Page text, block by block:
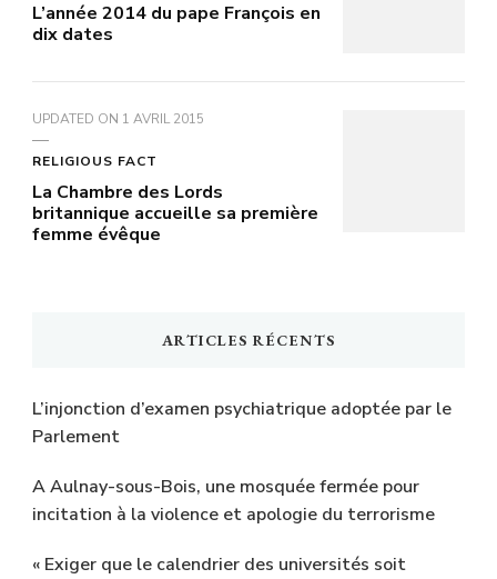
L’année 2014 du pape François en
dix dates
UPDATED ON 1 AVRIL 2015
RELIGIOUS FACT
La Chambre des Lords
britannique accueille sa première
femme évêque
ARTICLES RÉCENTS
L’injonction d’examen psychiatrique adoptée par le
Parlement
A Aulnay-sous-Bois, une mosquée fermée pour
incitation à la violence et apologie du terrorisme
« Exiger que le calendrier des universités soit